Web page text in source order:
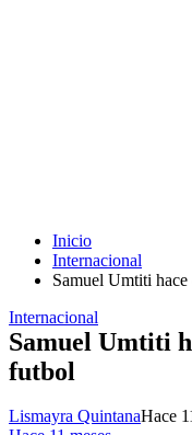
Inicio
Internacional
Samuel Umtiti
Internacional
Samuel Umtiti
futbol
Lismayra QuintanaHace